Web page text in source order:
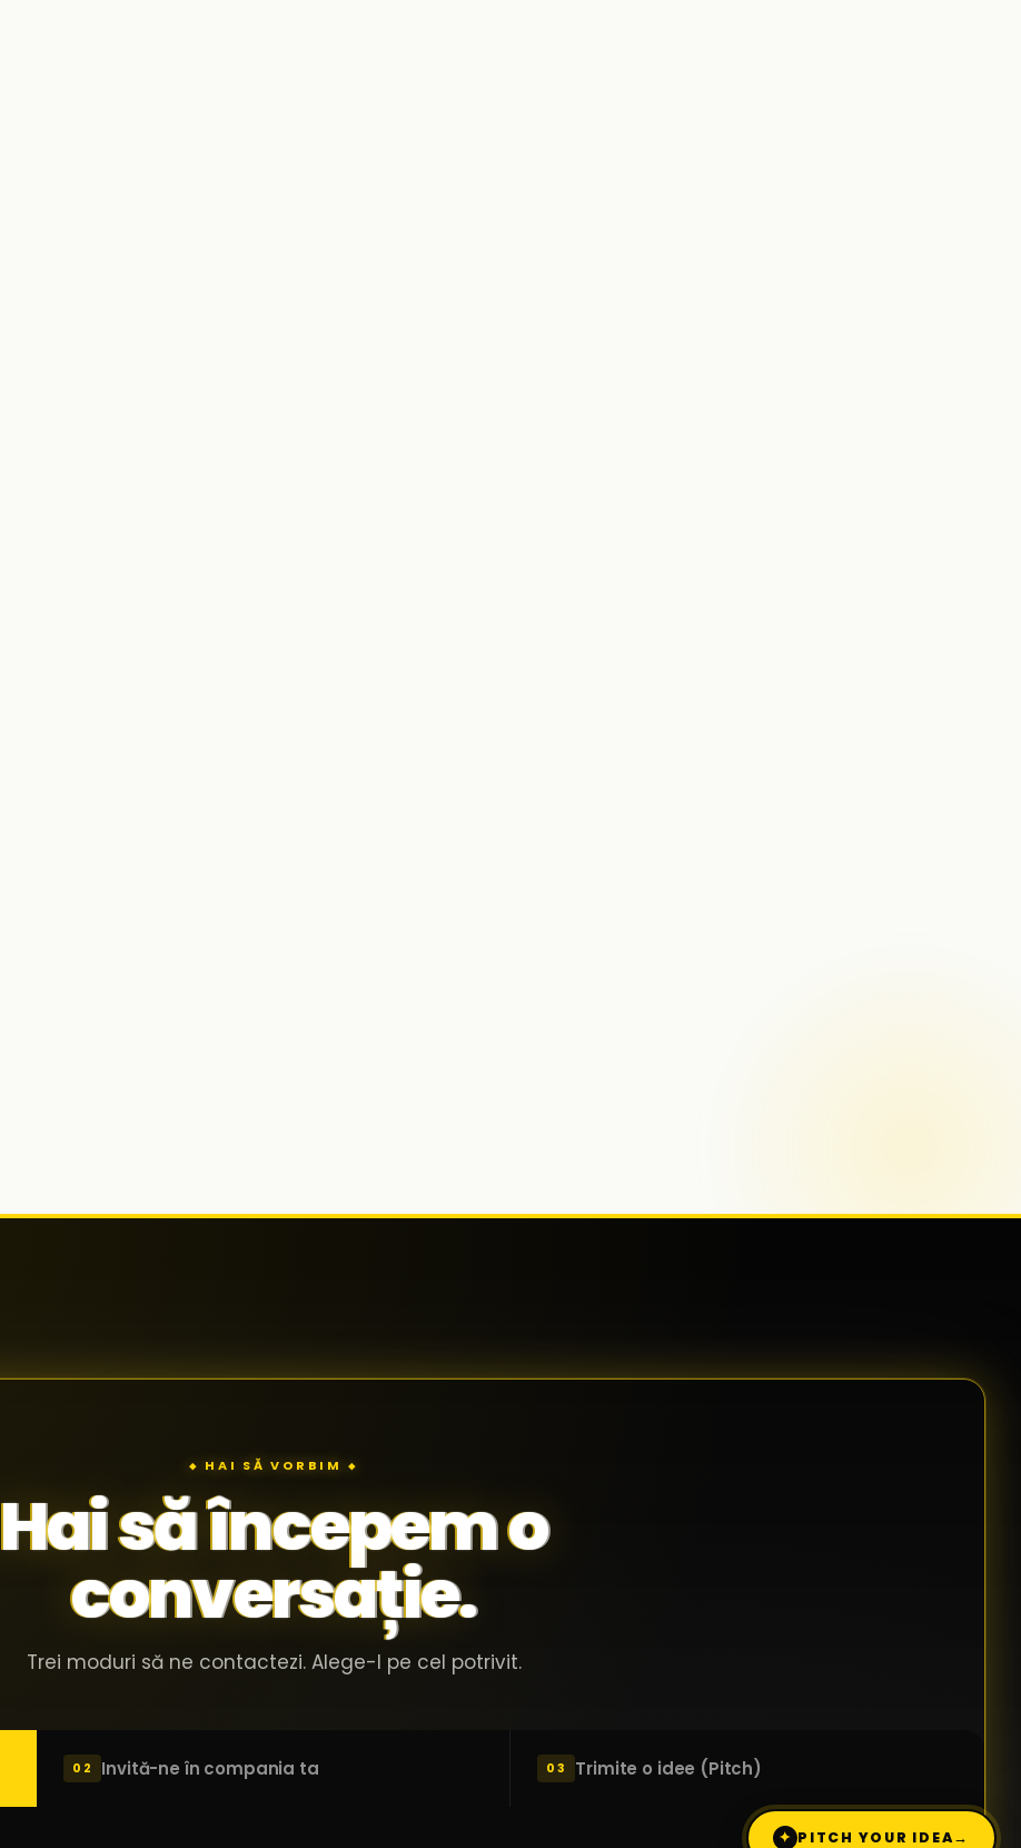
◆ HAI SĂ VORBIM ◆
Hai să începem o
conversație.
Trei moduri să ne contactezi. Alege-l pe cel potrivit.
02 Invită-ne în compania ta 03 Trimite o idee (Pitch)
✦ PITCH YOUR IDEA→